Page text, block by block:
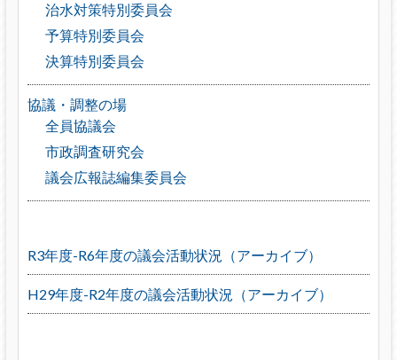
治水対策特別委員会
予算特別委員会
決算特別委員会
協議・調整の場
全員協議会
市政調査研究会
議会広報誌編集委員会
R3年度-R6年度の議会活動状況（アーカイブ）
H29年度-R2年度の議会活動状況（アーカイブ）